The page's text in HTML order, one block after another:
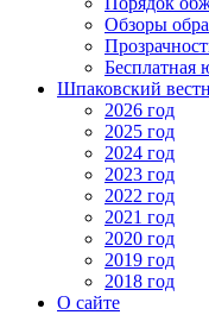
Обзоры
Бесплатная
Шпаковский
2026 год
2025 год
2024 год
2023 год
2022 год
2021 год
2020 год
2019 год
2018 год
О сайте